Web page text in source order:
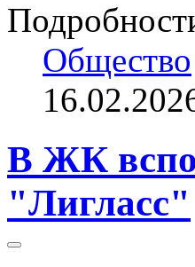
Общество
В ЖК
"Лигласс"